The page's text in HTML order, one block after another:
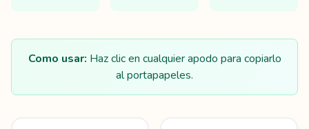
Como usar: Haz clic en cualquier apodo para copiarlo
al portapapeles.